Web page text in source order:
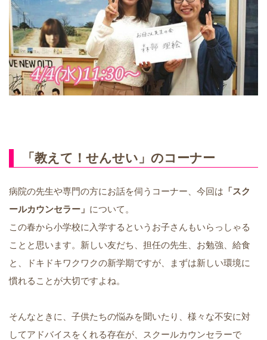
「教えて！せんせい」のコーナー
病院の先生や専門の方にお話を伺うコーナー、今回は 「スク
ールカウンセラー」 について。
この春から小学校に入学するというお子さんもいらっしゃる
ことと思います。新しい友だち、担任の先生、お勉強、給食
と、ドキドキワクワクの新学期ですが、まずは新しい環境に
慣れることが大切ですよね。
そんなときに、子供たちの悩みを聞いたり、様々な不安に対
してアドバイスをくれる存在が、スクールカウンセラーで